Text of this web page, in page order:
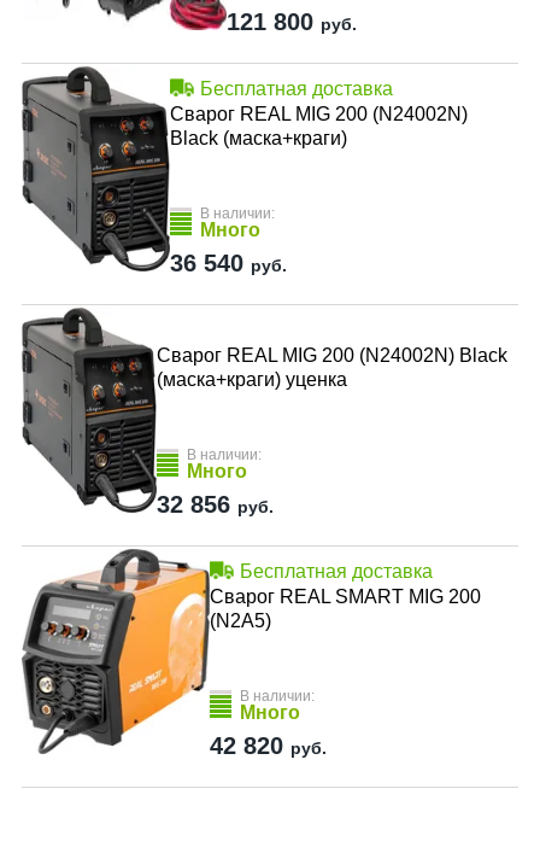
121 800 руб.
Бесплатная доставка
Сварог REAL MIG 200 (N24002N)
Black (маска+краги)
В наличии:
Много
36 540 руб.
Сварог REAL MIG 200 (N24002N) Black
(маска+краги) уценка
В наличии:
Много
32 856 руб.
Бесплатная доставка
Сварог REAL SMART MIG 200
(N2A5)
В наличии:
Много
42 820 руб.